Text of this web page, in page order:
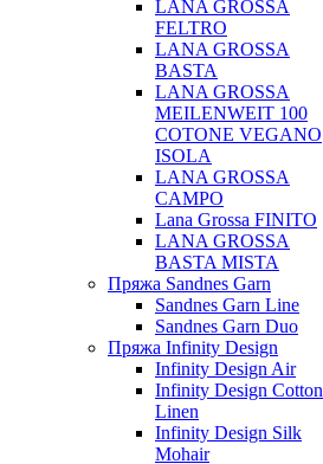
LANA GROSSA
FELTRO
LANA GROSSA
BASTA
LANA GROSSA
MEILENWEIT 100
COTONE VEGANO
ISOLA
LANA GROSSA
CAMPO
Lana Grossa FINITO
LANA GROSSA
BASTA MISTA
Пряжа Sandnes Garn
Sandnes Garn Line
Sandnes Garn Duo
Пряжа Infinity Design
Infinity Design Air
Infinity Design Cotton
Linen
Infinity Design Silk
Mohair